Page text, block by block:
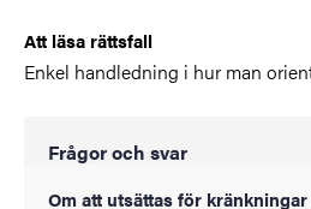
Att läsa rättsfall
Enkel handledning i hur man
Frågor och svar
Om att utsättas för